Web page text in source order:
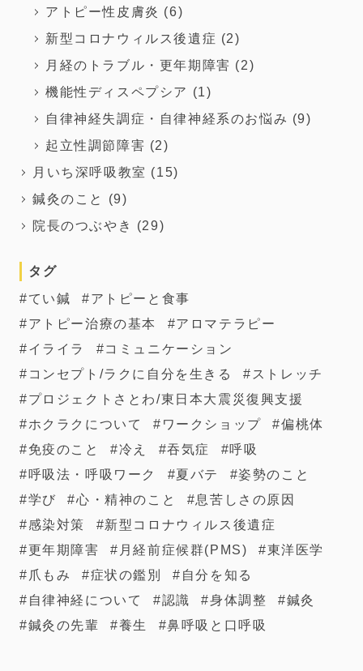
アトピー性皮膚炎 (6)
新型コロナウィルス後遺症 (2)
月経のトラブル・更年期障害 (2)
機能性ディスペプシア (1)
自律神経失調症・自律神経系のお悩み (9)
起立性調節障害 (2)
月いち深呼吸教室 (15)
鍼灸のこと
(9)
院長のつぶやき
(29)
タグ
てい鍼
アトピーと食事
アトピー治療の基本
アロマテラピー
イライラ
コミュニケーション
コンセプト/ラクに自分を生きる
ストレッチ
プロジェクトさとわ/東日本大震災復興支援
ホクラクについて
ワークショップ
偏桃体
免疫のこと
冷え 吞気症
呼吸
呼吸法・呼吸ワーク
夏バテ
姿勢のこと
学び
心・精神のこと
息苦しさの原因
感染対策
新型コロナウィルス後遺症
更年期障害
月経前症候群(PMS)
東洋医学
爪もみ
症状の鑑別
自分を知る
自律神経について
認識 身体調整
鍼灸
鍼灸の先輩
養生 鼻呼吸と口呼吸